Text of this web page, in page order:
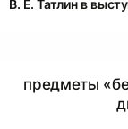
предметы